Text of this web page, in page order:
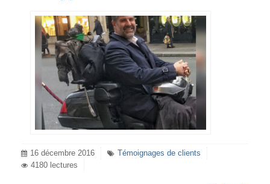
16 décembre 2016
Témoignages de clients
4180 lectures